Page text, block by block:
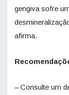
gengiva sofre
afirma.
– Consulte um